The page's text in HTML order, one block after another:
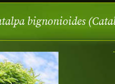
bignonioides